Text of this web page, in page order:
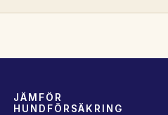
JÄMFÖR
HUNDFÖRSÄKRING